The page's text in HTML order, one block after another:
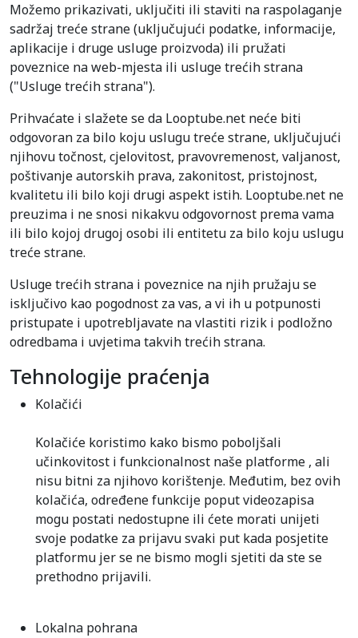
Možemo prikazivati, uključiti ili staviti na raspolaganje
sadržaj treće strane (uključujući podatke, informacije,
aplikacije i druge usluge proizvoda) ili pružati
poveznice na web-mjesta ili usluge trećih strana
("Usluge trećih strana").
Prihvaćate i slažete se da Looptube.net neće biti
odgovoran za bilo koju uslugu treće strane, uključujući
njihovu točnost, cjelovitost, pravovremenost, valjanost,
poštivanje autorskih prava, zakonitost, pristojnost,
kvalitetu ili bilo koji drugi aspekt istih. Looptube.net ne
preuzima i ne snosi nikakvu odgovornost prema vama
ili bilo kojoj drugoj osobi ili entitetu za bilo koju uslugu
treće strane.
Usluge trećih strana i poveznice na njih pružaju se
isključivo kao pogodnost za vas, a vi ih u potpunosti
pristupate i upotrebljavate na vlastiti rizik i podložno
odredbama i uvjetima takvih trećih strana.
Tehnologije praćenja
Kolačići
Kolačiće koristimo kako bismo poboljšali
učinkovitost i funkcionalnost naše platforme , ali
nisu bitni za njihovo korištenje. Međutim, bez ovih
kolačića, određene funkcije poput videozapisa
mogu postati nedostupne ili ćete morati unijeti
svoje podatke za prijavu svaki put kada posjetite
platformu jer se ne bismo mogli sjetiti da ste se
prethodno prijavili.
Lokalna pohrana